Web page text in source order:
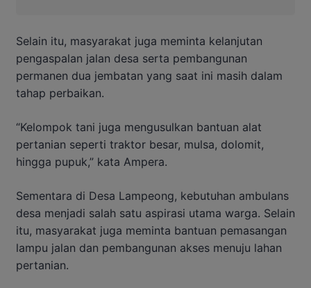
Selain itu, masyarakat juga meminta kelanjutan
pengaspalan jalan desa serta pembangunan
permanen dua jembatan yang saat ini masih dalam
tahap perbaikan.
“Kelompok tani juga mengusulkan bantuan alat
pertanian seperti traktor besar, mulsa, dolomit,
hingga pupuk,” kata Ampera.
Sementara di Desa Lampeong, kebutuhan ambulans
desa menjadi salah satu aspirasi utama warga. Selain
itu, masyarakat juga meminta bantuan pemasangan
lampu jalan dan pembangunan akses menuju lahan
pertanian.